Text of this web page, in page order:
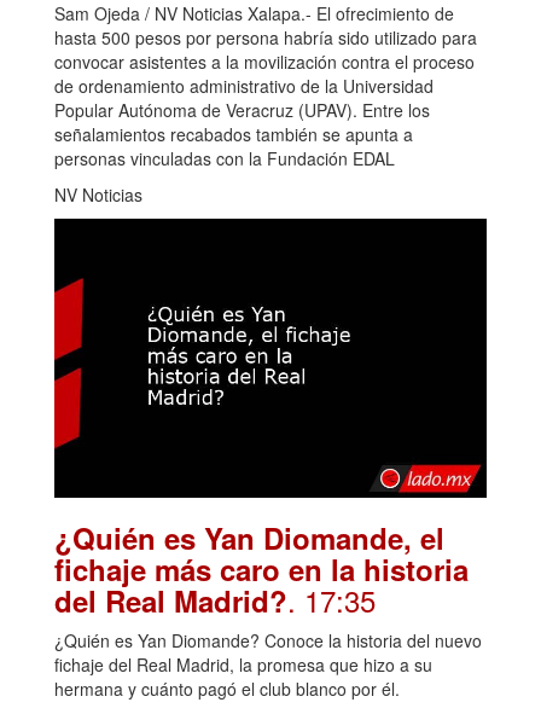
Sam Ojeda / NV Noticias Xalapa.- El ofrecimiento de
hasta 500 pesos por persona habría sido utilizado para
convocar asistentes a la movilización contra el proceso
de ordenamiento administrativo de la Universidad
Popular Autónoma de Veracruz (UPAV). Entre los
señalamientos recabados también se apunta a
personas vinculadas con la Fundación EDAL
NV Noticias
¿Quién es Yan Diomande, el
fichaje más caro en la historia
del Real Madrid?. 17:35
¿Quién es Yan Diomande? Conoce la historia del nuevo
fichaje del Real Madrid, la promesa que hizo a su
hermana y cuánto pagó el club blanco por él.